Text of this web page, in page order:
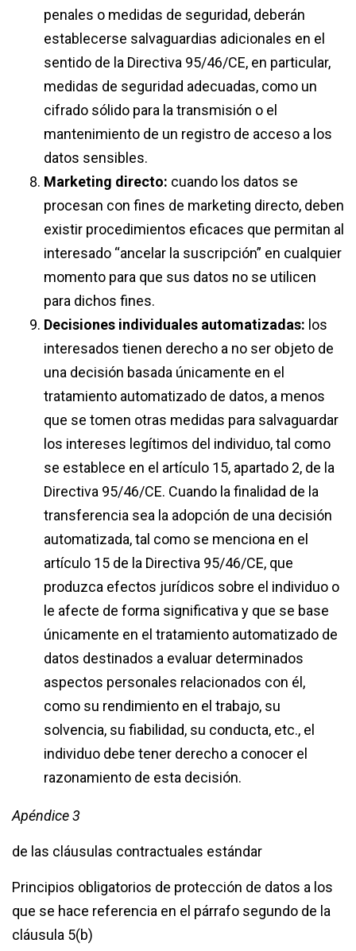
penales o medidas de seguridad, deberán
establecerse salvaguardias adicionales en el
sentido de la Directiva 95/46/CE, en particular,
medidas de seguridad adecuadas, como un
cifrado sólido para la transmisión o el
mantenimiento de un registro de acceso a los
datos sensibles.
Marketing directo: cuando los datos se
procesan con fines de marketing directo, deben
existir procedimientos eficaces que permitan al
interesado “ancelar la suscripción” en cualquier
momento para que sus datos no se utilicen
para dichos fines.
Decisiones individuales automatizadas: los
interesados tienen derecho a no ser objeto de
una decisión basada únicamente en el
tratamiento automatizado de datos, a menos
que se tomen otras medidas para salvaguardar
los intereses legítimos del individuo, tal como
se establece en el artículo 15, apartado 2, de la
Directiva 95/46/CE. Cuando la finalidad de la
transferencia sea la adopción de una decisión
automatizada, tal como se menciona en el
artículo 15 de la Directiva 95/46/CE, que
produzca efectos jurídicos sobre el individuo o
le afecte de forma significativa y que se base
únicamente en el tratamiento automatizado de
datos destinados a evaluar determinados
aspectos personales relacionados con él,
como su rendimiento en el trabajo, su
solvencia, su fiabilidad, su conducta, etc., el
individuo debe tener derecho a conocer el
razonamiento de esta decisión.
Apéndice 3
de las cláusulas contractuales estándar
Principios obligatorios de protección de datos a los
que se hace referencia en el párrafo segundo de la
cláusula 5(b)